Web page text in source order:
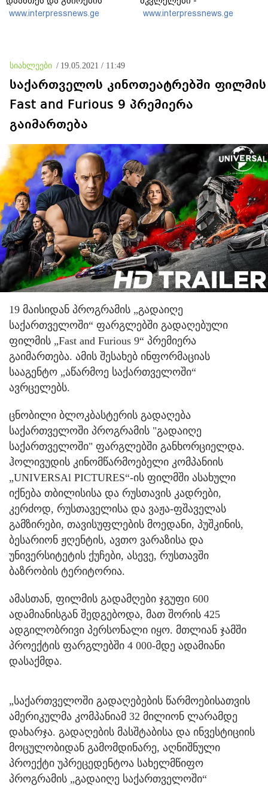
ხსოვნას პატივი მიაგეს
www.interpressnews.ge
აინტერესებდათ,
საბრძოლო მოქმედებების
თავგანწირვით
www.interpressnews.ge
სიახლეები / 19.05.2021 / 11:49
საქართველოს კინოთეატრებში ფილმის
Fast and Furious 9 პრემიერა
გაიმართება
19 მაისიდან პროგრამის „გადაიღე
საქართველოში“ ფარგლებში გადაღებული
ფილმის „Fast and Furious 9“ პრემიერა
გაიმართება. ამის შესახებ ინფორმაციას
სააგენტო „აწარმოე საქართველოში“
ავრცელებს.
ცნობილი ბლოკბასტერის გადაღება
საქართველოში პროგრამის "გადაიღე
საქართველოში" ფარგლებში განხორციელდა.
ჰოლივუდის კინომწარმოებელი კომპანიის
„UNIVERSAl PICTURES“-ის ფილმში ასახული
იქნება თბილისისა და რუსთავის კადრები,
კერძოდ, რუსთაველისა და ვაჟა-ფშაველას
გამზირები, თავისუფლების მოედანი, პუშკინის,
ბესარიონ ჟღენტის, ავთო ვარაზისა და
უნივერსიტეტის ქუჩები, ასევე, რუსთავში
ბაზრობის ტერიტორია.
ამასთან, ფილმის გადამღები ჯგუფი 600
ადამიანისგან შედგებოდა, მათ შორის 425
ადგილობრივი პერსონალი იყო. მთლიან ჯამში
პროექტის ფარგლებში 4 000-მდე ადამიანი
დასაქმდა.
„საქართველოში გადაღებების წარმოებისათვის
ამერიკულმა კომპანიამ 32 მილიონ ლარამდე
დახარჯა. გადაღების მასშტაბისა და ინვესტიციის
მოცულობიდან გამომდინარე, აღნიშნული
პროექტი უპრეცედენტოა სახელმწიფო
პროგრამის „გადაიღე საქართველოში“